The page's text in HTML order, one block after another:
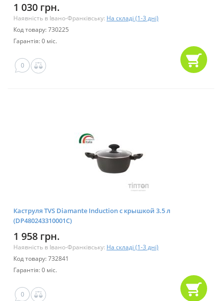
1 030 грн.
Наявність в Івано-Франківську: На складі (1-3 дні)
Код товару: 730225
Гарантія: 0 міс.
0
Каструля TVS Diamante Induction с крышкой 3.5 л
(DP480243310001C)
1 958 грн.
Наявність в Івано-Франківську: На складі (1-3 дні)
Код товару: 732841
Гарантія: 0 міс.
0